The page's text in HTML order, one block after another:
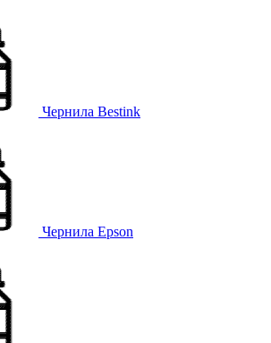
Чернила Bestink
Чернила Epson